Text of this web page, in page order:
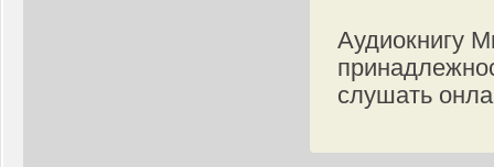
Аудиокнигу
слушать